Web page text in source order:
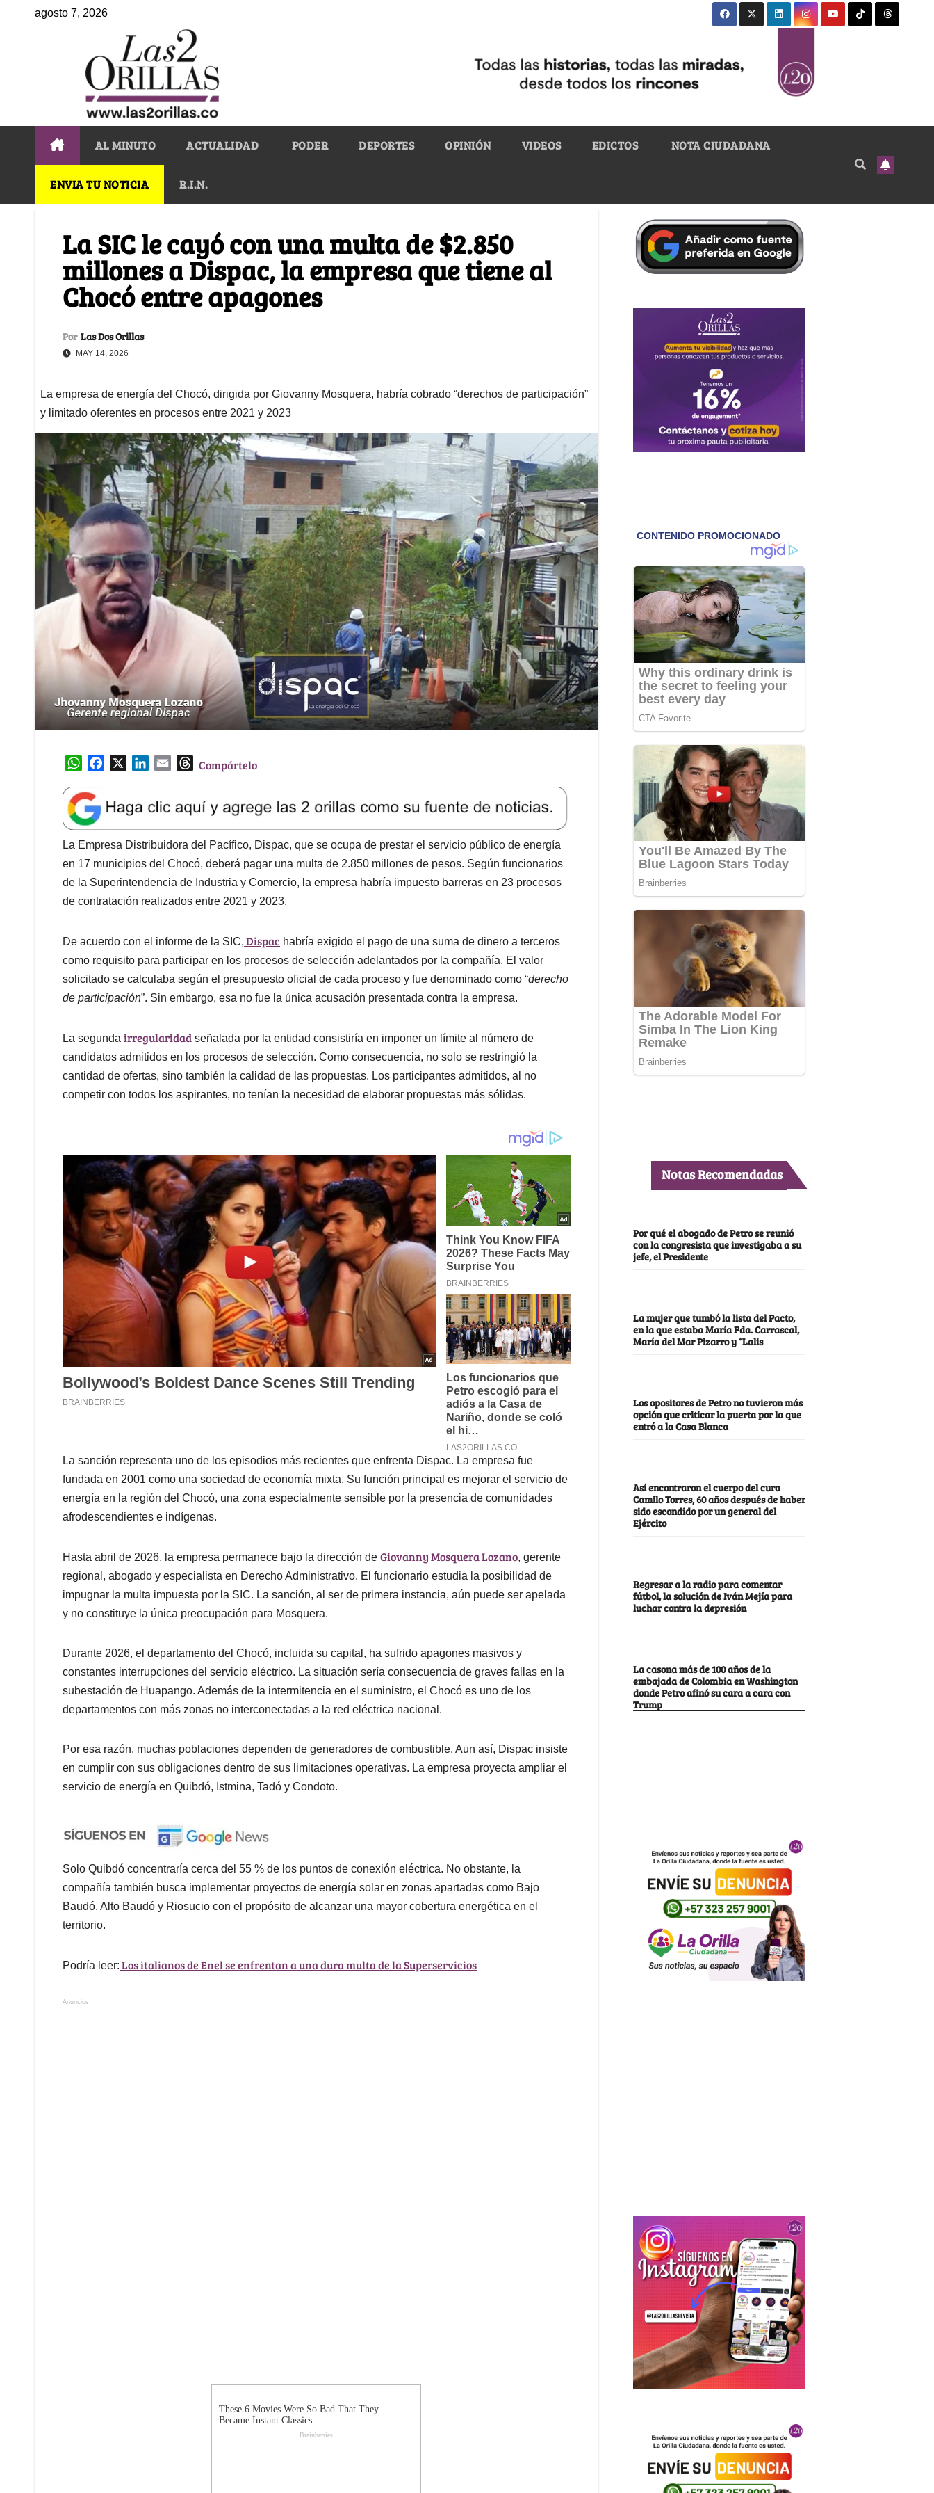
agosto 7, 2026
AL MINUTO ACTUALIDAD PODER DEPORTES OPINIÓN VIDEOS EDICTOS NOTA CIUDADANA
ENVIA TU NOTICIA R.I.N.
La SIC le cayó con una multa de $2.850
millones a Dispac, la empresa que tiene al
Chocó entre apagones
Por Las Dos Orillas
MAY 14, 2026
La empresa de energía del Chocó, dirigida por Giovanny Mosquera, habría cobrado “derechos de participación”
y limitado oferentes en procesos entre 2021 y 2023
W
a
t
s
A
p
p
e
b
o
o
k
k
e
d
I
n
l
T
e
a
d
s
Compártelo
La Empresa Distribuidora del Pacífico, Dispac, que se ocupa de prestar el servicio público de energía
en 17 municipios del Chocó, deberá pagar una multa de 2.850 millones de pesos. Según funcionarios
de la Superintendencia de Industria y Comercio, la empresa habría impuesto barreras en 23 procesos
de contratación realizados entre 2021 y 2023.
De acuerdo con el informe de la SIC, Dispac habría exigido el pago de una suma de dinero a terceros
como requisito para participar en los procesos de selección adelantados por la compañía. El valor
solicitado se calculaba según el presupuesto oficial de cada proceso y fue denominado como “derecho
de participación”. Sin embargo, esa no fue la única acusación presentada contra la empresa.
La segunda irregularidad señalada por la entidad consistiría en imponer un límite al número de
candidatos admitidos en los procesos de selección. Como consecuencia, no solo se restringió la
cantidad de ofertas, sino también la calidad de las propuestas. Los participantes admitidos, al no
competir con todos los aspirantes, no tenían la necesidad de elaborar propuestas más sólidas.
La sanción representa uno de los episodios más recientes que enfrenta Dispac. La empresa fue
fundada en 2001 como una sociedad de economía mixta. Su función principal es mejorar el servicio de
energía en la región del Chocó, una zona especialmente sensible por la presencia de comunidades
afrodescendientes e indígenas.
Hasta abril de 2026, la empresa permanece bajo la dirección de Giovanny Mosquera Lozano, gerente
regional, abogado y especialista en Derecho Administrativo. El funcionario estudia la posibilidad de
impugnar la multa impuesta por la SIC. La sanción, al ser de primera instancia, aún puede ser apelada
y no constituye la única preocupación para Mosquera.
Durante 2026, el departamento del Chocó, incluida su capital, ha sufrido apagones masivos y
constantes interrupciones del servicio eléctrico. La situación sería consecuencia de graves fallas en la
subestación de Huapango. Además de la intermitencia en el suministro, el Chocó es uno de los
departamentos con más zonas no interconectadas a la red eléctrica nacional.
Por esa razón, muchas poblaciones dependen de generadores de combustible. Aun así, Dispac insiste
en cumplir con sus obligaciones dentro de sus limitaciones operativas. La empresa proyecta ampliar el
servicio de energía en Quibdó, Istmina, Tadó y Condoto.
Solo Quibdó concentraría cerca del 55 % de los puntos de conexión eléctrica. No obstante, la
compañía también busca implementar proyectos de energía solar en zonas apartadas como Bajo
Baudó, Alto Baudó y Riosucio con el propósito de alcanzar una mayor cobertura energética en el
territorio.
Podría leer: Los italianos de Enel se enfrentan a una dura multa de la Superservicios
Anuncios.
Notas Recomendadas
Por qué el abogado de Petro se reunió
con la congresista que investigaba a su
jefe, el Presidente
La mujer que tumbó la lista del Pacto,
en la que estaba María Fda. Carrascal,
María del Mar Pizarro y “Lalis
Los opositores de Petro no tuvieron más
opción que criticar la puerta por la que
entró a la Casa Blanca
Así encontraron el cuerpo del cura
Camilo Torres, 60 años después de haber
sido escondido por un general del
Ejército
Regresar a la radio para comentar
fútbol, la solución de Iván Mejía para
luchar contra la depresión
La casona más de 100 años de la
embajada de Colombia en Washington
donde Petro afinó su cara a cara con
Trump